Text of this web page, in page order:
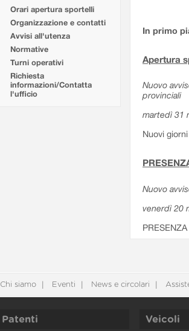
Orari apertura sportelli
Organizzazione e contatti
Avvisi all'utenza
Normative
Turni operativi
Richiesta
informazioni/Contatta
l'ufficio
In primo
Apertura
Nuovo
provinciali
martedì 31
Nuovi
Nuovo
venerdì 20
Chi siamo Eventi News e circolari
Patenti Veicoli